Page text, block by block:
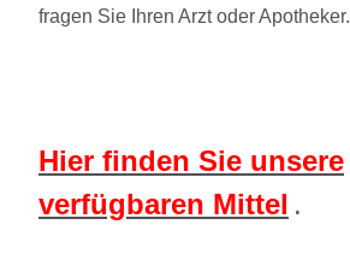
fragen Sie Ihren Arzt oder Apotheker.
Hier finden Sie unsere
verfügbaren Mittel .